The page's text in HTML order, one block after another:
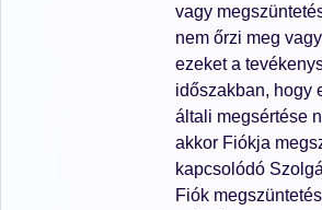
vagy
nem őrzi meg
ezeket a
időszakban, hogy
általi megsértése
akkor Fiókja
kapcsolódó
Fiók